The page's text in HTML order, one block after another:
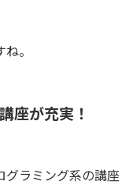
。
座が充実！
グラミング系の講座